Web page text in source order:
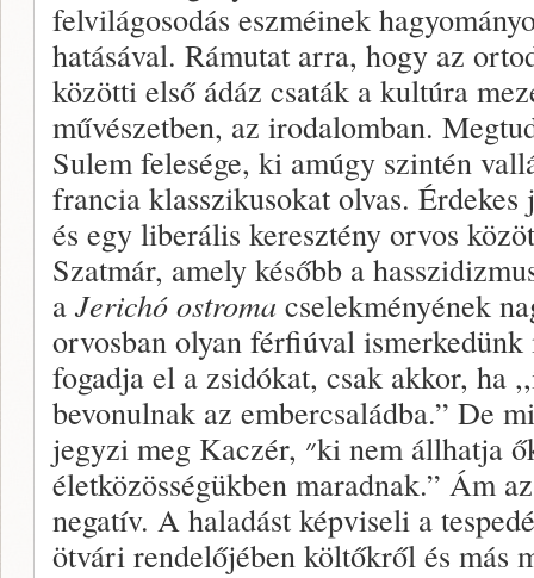
felvilágosodás eszméinek
hatásával. Rámutat arra, hogy az
közötti első ádáz csaták a kultúra
művészetben, az irodalomban.
Sulem felesége, ki amúgy szintén
francia klasszikusokat olvas.
és egy liberális keresztény orvos
Szatmár, amely később a
a Jerichó ostroma cselekményének
orvosban olyan férfiúval
fogadja el a zsidókat, csak akkor, ha
bevonulnak az embercsaládba.” De
jegyzi meg Kaczér, ״ki nem állhatja őket, amíg a saját családi
életközösségükben maradnak.” Ám
negatív. A haladást képviseli a
ötvári rendelőjében költőkről és más